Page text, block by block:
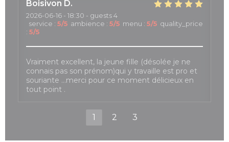
Boisivon D
2026-06-16 - 18:30 - guests 4
service : 5/5 ambience : 5/5 menu : 5/5 quality_price
: 5/5
Vraiment excellent, la jeune fille (désolée je ne
connais pas son prénom)qui y travaille est pro et
souriante …merci pour ce moment délicieux en
tout point .
1 2 3